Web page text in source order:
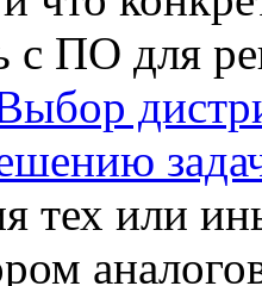
с ПО для
тех или